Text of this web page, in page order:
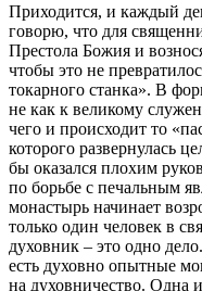
Приходится, и каждый
говорю, что для
Престола Божия и
чтобы это не
токарного станка». В
не как к великому
чего и происходит то
которого развернулась
бы оказался плохим
по борьбе с печальным
монастырь начинает
только один человек в
духовник – это одно
есть духовно опытные
на духовничество. Одна